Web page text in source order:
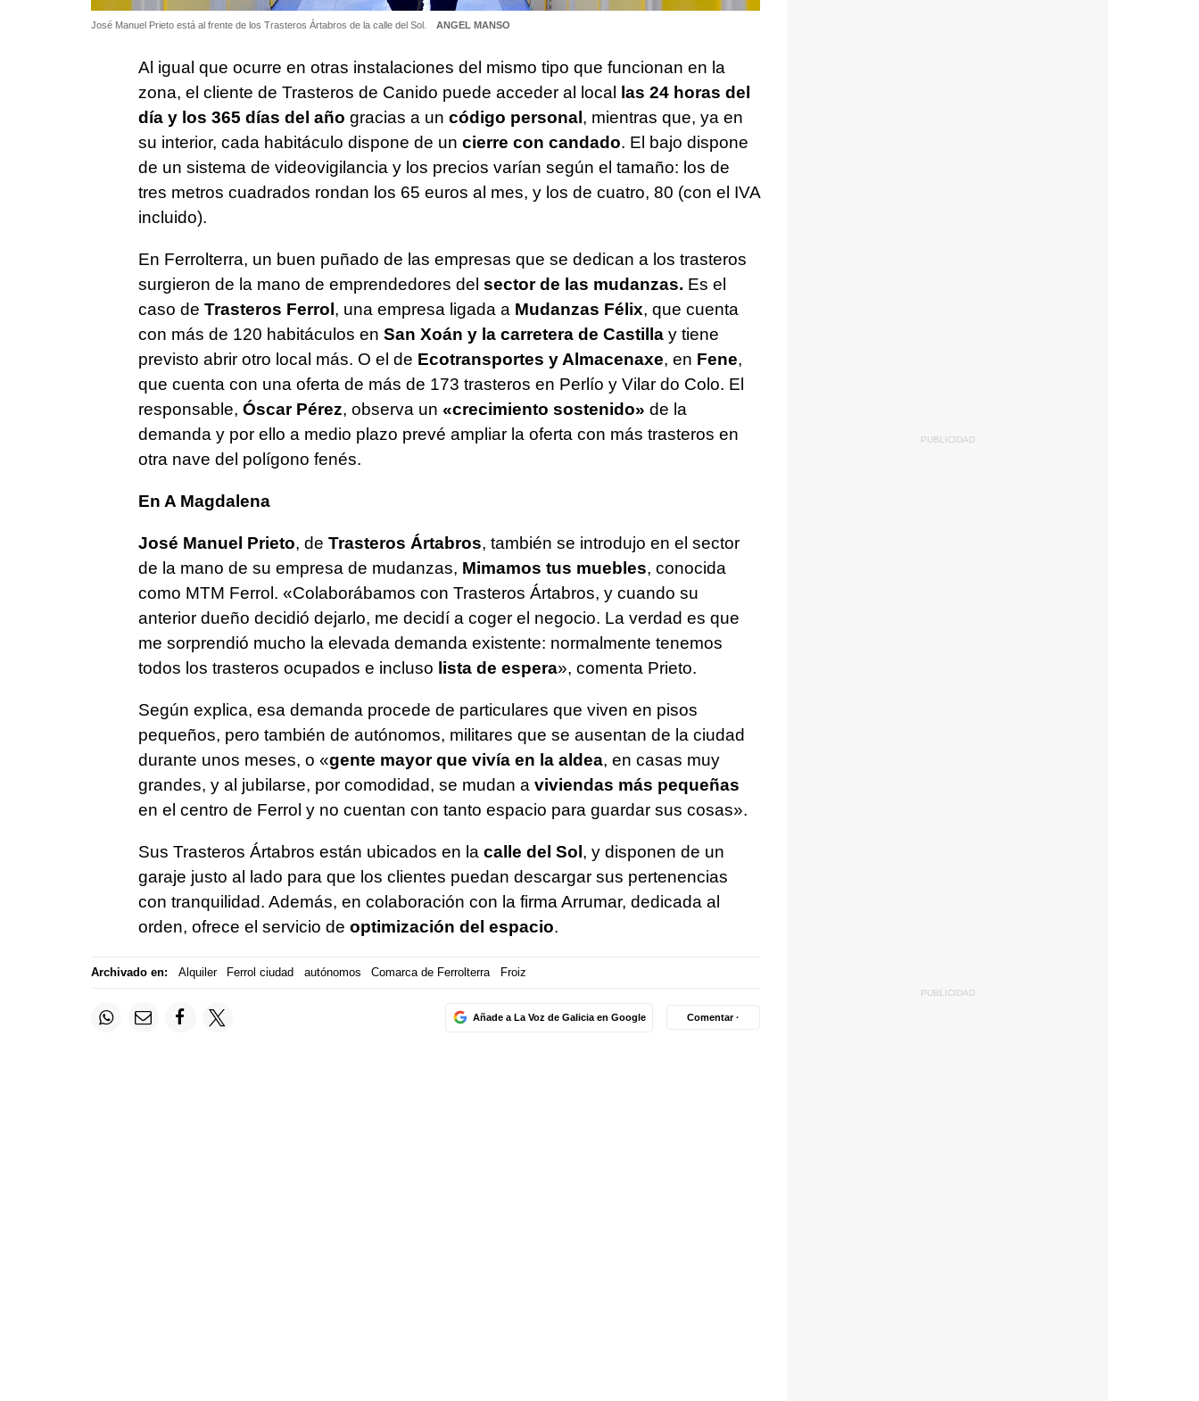
José Manuel Prieto está al frente de los Trasteros Ártabros de la calle del Sol. ANGEL MANSO
Al igual que ocurre en otras instalaciones del mismo tipo que funcionan en la
zona, el cliente de Trasteros de Canido puede acceder al local
las 24 horas del
día y los 365 días del año gracias a un código personal , mientras que, ya en
su interior, cada habitáculo dispone de un cierre con candado. El bajo dispone
de un sistema de videovigilancia y los precios varían según el tamaño: los de
tres metros cuadrados rondan los 65 euros al mes, y los de cuatro, 80 (con el IVA
incluido).
En Ferrolterra, un buen puñado de las empresas que se dedican a los trasteros
surgieron de la mano de emprendedores del sector de las mudanzas. Es el
caso de Trasteros Ferrol , una empresa ligada a Mudanzas Félix, que cuenta
con más de 120 habitáculos en San Xoán y la carretera de Castillay tiene
previsto abrir otro local más. O el de Ecotransportes y Almacenaxe, en Fene,
que cuenta con una oferta de más de 173 trasteros en Perlío y Vilar do Colo. El
responsable, Óscar Pérez, observa un «crecimiento sostenido» de la
demanda y por ello a medio plazo prevé ampliar la oferta con más trasteros en
otra nave del polígono fenés.
En A Magdalena
José Manuel Prieto, de Trasteros Ártabros, también se introdujo en el sector
de la mano de su empresa de mudanzas, Mimamos tus muebles, conocida
como MTM Ferrol. «Colaborábamos con Trasteros Ártabros, y cuando su
anterior dueño decidió dejarlo, me decidí a coger el negocio. La verdad es que
me sorprendió mucho la elevada demanda existente: normalmente tenemos
todos los trasteros ocupados e incluso lista de espera», comenta Prieto.
Según explica, esa demanda procede de particulares que viven en pisos
pequeños, pero también de autónomos, militares que se ausentan de la ciudad
durante unos meses, o «gente mayor que vivía en la aldea, en casas muy
grandes, y al jubilarse, por comodidad, se mudan a viviendas más pequeñas
en el centro de Ferrol y no cuentan con tanto espacio para guardar sus cosas».
Sus Trasteros Ártabros están ubicados en la calle del Sol , y disponen de un
garaje justo al lado para que los clientes puedan descargar sus pertenencias
con tranquilidad. Además, en colaboración con la firma Arrumar, dedicada al
orden, ofrece el servicio de optimización del espacio.
Archivado en: Alquiler Ferrol ciudad autónomos Comarca de Ferrolterra Froiz
Añade a La Voz de Galicia en Google Comentar ·